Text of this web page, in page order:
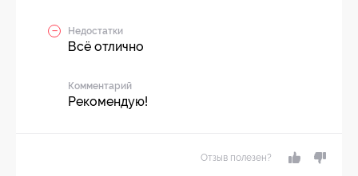
Недостатки
Всё отлично
Комментарий
Рекомендую!
Отзыв полезен?